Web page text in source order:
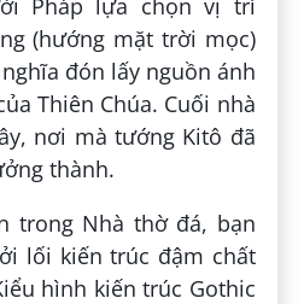
(hướng mặt trời mọc)
đón lấy nguồn ánh
Thiên Chúa. Cuối nhà
nơi mà tướng Kitô đã
thành.
trong Nhà thờ đá, bạn
lối kiến trúc đậm chất
hình kiến trúc Gothic